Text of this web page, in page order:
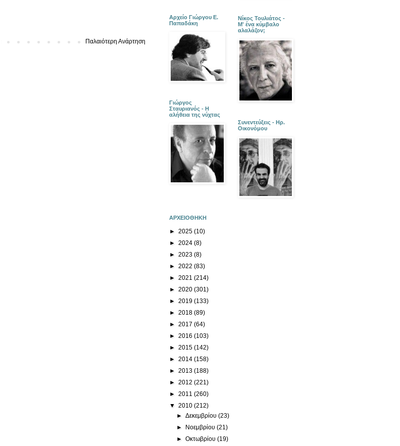
Παλαιότερη Ανάρτηση
Αρχείο Γιώργου Ε.
Παπαδάκη
Γιώργος
Σταυριανός - Η
αλήθεια της νύχτας
Νίκος Τουλιάτος -
Μ' ένα κύμβαλο
αλαλάζον;
Συνεντεύξεις - Ηρ.
Οικονόμου
ΑΡΧΕΙΟΘΗΚΗ
► 2025 (10)
► 2024 (8)
► 2023 (8)
► 2022 (83)
► 2021 (214)
► 2020 (301)
► 2019 (133)
► 2018 (89)
► 2017 (64)
► 2016 (103)
► 2015 (142)
► 2014 (158)
► 2013 (188)
► 2012 (221)
► 2011 (260)
▼ 2010 (212)
►Δεκεμβρίου(23)
► Νοεμβρίου(21)
►Οκτωβρίου(19)